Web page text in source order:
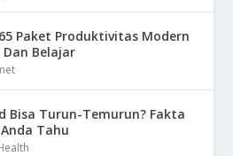
Paket Produktivitas Modern
Belajar
Bisa Turun-Temurun? Fakta
Tahu